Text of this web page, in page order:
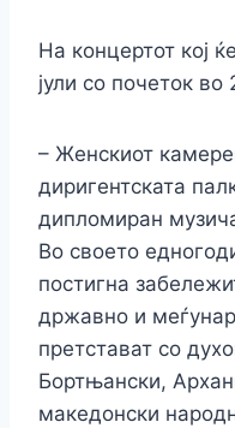
На концертот кој
јули со почеток
– Женскиот
диригентската
дипломиран
Во своето
постигна
државно и
претстават со
Бортњански,
македонски